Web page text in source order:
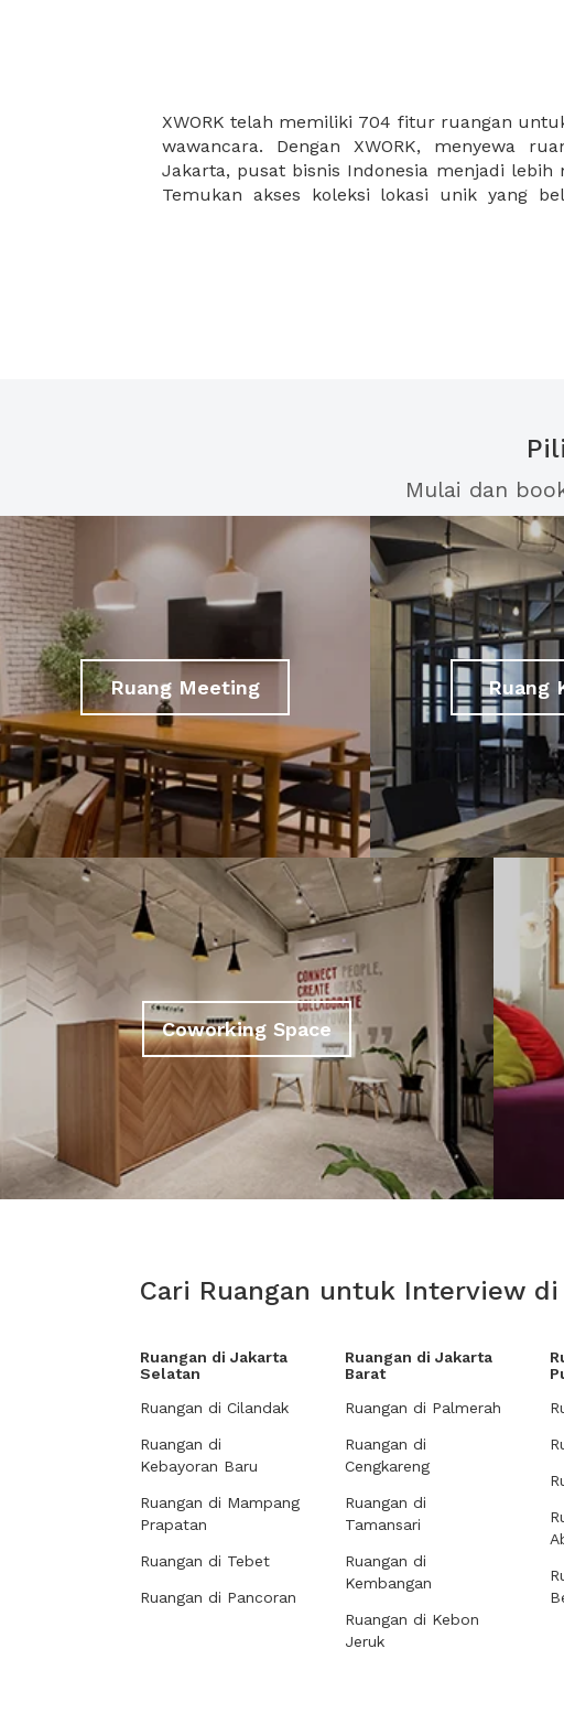
XWORK telah memiliki 704 fitur ruangan
wawancara. Dengan XWORK, menyewa
Jakarta, pusat bisnis Indonesia menjadi lebih
Temukan akses koleksi lokasi unik yang
temukan dan buat pertemuan anda
Mulai dan
Ruang Meeting Ruang
Coworking Space
Cari Ruangan untuk Interview di
Ruangan di Jakarta
Selatan
Ruangan di Cilandak
Ruangan di
Kebayoran Baru
Ruangan di Mampang
Prapatan
Ruangan di Tebet
Ruangan di Pancoran
Ruangan di Jakarta
Barat
Ruangan di Palmerah
Ruangan di
Cengkareng
Ruangan di
Tamansari
Ruangan di
Kembangan
Ruangan di Kebon
Jeruk